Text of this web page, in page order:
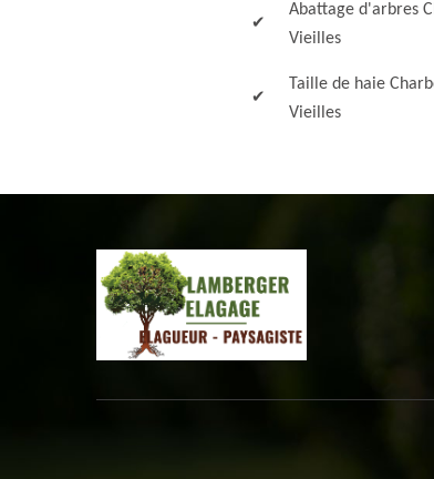
Abattage d'arbres
Vieilles
Taille de haie
Vieilles